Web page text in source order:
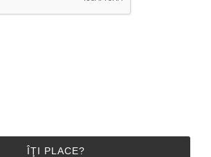
ÎŢI PLACE?